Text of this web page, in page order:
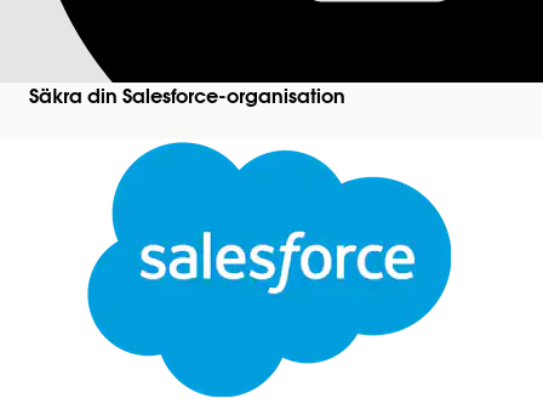
Den här texten har översatts med Salesforces maskinöversättningssystem. Mer information
Säkra din Salesforce-organisation
Salesforces timeoutkontroll för sessioner är en
avsluta användarsessioner efter en specificerad
Sessionsinställningskontroll
förblir giltigt när det öppnas från den specifika IP-
Inställningskontroll för säkra anslutningar (HTTPS)
Detta ramverk för flerlagerskontroll stärker
sessionstokens från obehörig skriptåtkomst via
Cacheinställningskontroll
Denna konfiguration optimerar
(CDN) och säker webbläsarcachning för att
Kontroll av innehållssäkerhetspolicyskydd
Hindra användare från att kringgå
rigoröst ramverk som blockerar oauktoriserade
Återgivningskontroll för innehållssäkerhetspolicy
Att aktivera CSP-direktiv